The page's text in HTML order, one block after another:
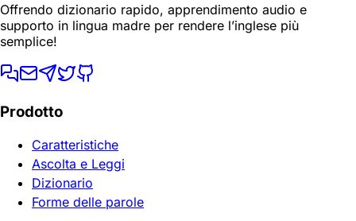
Offrendo dizionario rapido, apprendimento audio e
supporto in lingua madre per rendere l’inglese più
semplice!
Prodotto
Caratteristiche
Ascolta e Leggi
Dizionario
Forme delle parole